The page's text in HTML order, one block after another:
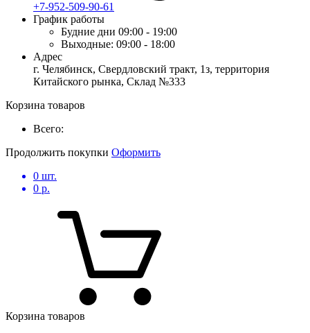
+7-952-509-90-61
График работы
Будние дни 09:00 - 19:00
Выходные: 09:00 - 18:00
Адрес
г. Челябинск, Свердловский тракт, 1з, территория
Китайского рынка, Склад №333
Корзина товаров
Всего:
Продолжить покупки Оформить
0 шт.
0 р.
Корзина товаров